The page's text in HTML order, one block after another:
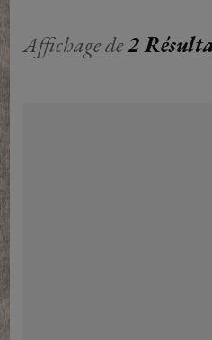
Affichage de2